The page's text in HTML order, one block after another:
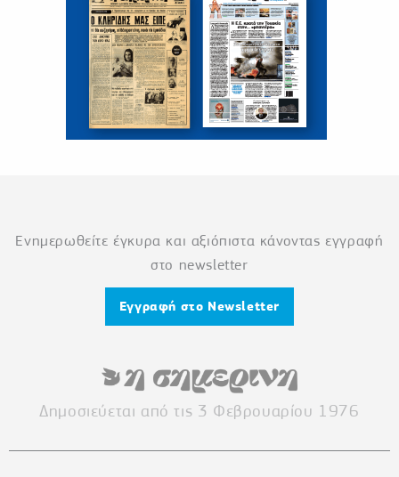
Ενημερωθείτε έγκυρα και αξιόπιστα κάνοντας εγγραφή
στο newsletter
Εγγραφή στο Newsletter
Δημοσιεύεται από τις 3 Φεβρουαρίου 1976